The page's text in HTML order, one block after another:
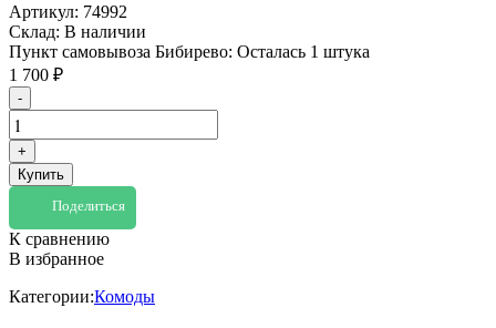
Артикул: 74992
Склад: В наличии
Пункт самовывоза Бибирево: Осталась 1 штука
1 700 ₽
-
+
Купить
Поделиться
К сравнению
В избранное
Категории:Комоды